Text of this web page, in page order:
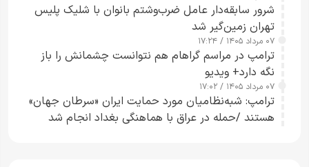
شرور سابقه‌دار عامل ضرب‌وشتم بانوان با شلیک پلیس
تهران زمین‌گیر شد
۰۷ مرداد ۱۴۰۵ / ۱۷:۲۴
ترامپ در مراسم گراهام هم نتوانست چشمانش را باز
نگه دارد+ ویدیو
۰۷ مرداد ۱۴۰۵ / ۱۷:۰۲
ترامپ: شبه‌نظامیان مورد حمایت ایران «سرطان جهان»
هستند /حمله در عراق با هماهنگی بغداد انجام شد